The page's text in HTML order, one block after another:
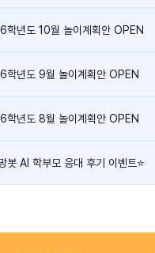
학년도 10월 놀이계획안 OPEN
학년도 9월 놀이계획안 OPEN
학년도 8월 놀이계획안 OPEN
봇 AI 학부모 응대 후기 이벤트⭐